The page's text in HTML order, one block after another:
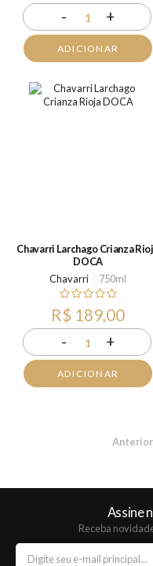
- 1 +
ADICIONAR
Chavarri Larchago Crianza
DOCA
Chavarri
750ml
R$ 189,00
- 1 +
ADICIONAR
Anterior
Assine
Receba